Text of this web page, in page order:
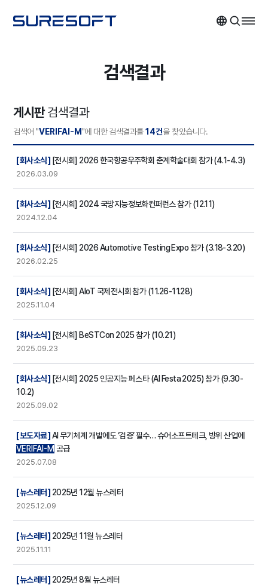
검색결과
게시판검색결과
검색어 "VERIFAI-M"에 대한 검색결과를14건을 찾았습니다.
검색결과
[회사소식] [전시회] 2026 한국항공우주학회 춘계학술대회 참가 (4.1-4.3)
2026.03.09
[회사소식] [전시회] 2024 국방지능정보화컨퍼런스 참가 (12.11)
2024.12.04
[회사소식] [전시회] 2026 Automotive Testing Expo 참가 (3.18-3.20)
2026.02.25
[회사소식] [전시회] AIoT 국제전시회 참가 (11.26-11.28)
2025.11.04
[회사소식] [전시회] BeSTCon 2025 참가 (10.21)
2025.09.23
[회사소식] [전시회] 2025 인공지능 페스타 (AI Festa 2025) 참가 (9.30-
10.2)
2025.09.02
[보도자료] AI 무기체계 개발에도 ‘검증’ 필수… 슈어소프트테크, 방위 산업에
VERIFAI-M 공급
2025.07.08
[뉴스레터] 2025년 12월 뉴스레터
2025.12.09
[뉴스레터] 2025년 11월 뉴스레터
2025.11.11
[뉴스레터] 2025년 8월 뉴스레터